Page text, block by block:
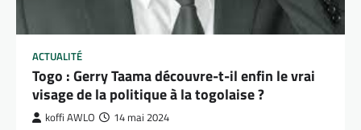
ACTUALITÉ
Togo : Gerry Taama découvre-t-il enfin le vrai
visage de la politique à la togolaise ?
koffi AWLO 14 mai 2024